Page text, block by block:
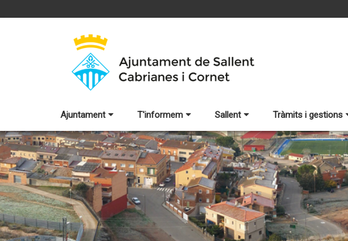
Ajuntament T'informem Sallent Tràmits i gestions